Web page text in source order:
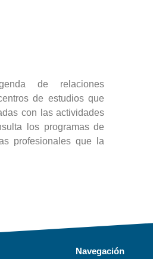
de relaciones
de estudios que
con las actividades
los programas de
profesionales que la
Navegación